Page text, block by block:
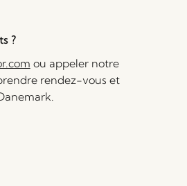
?
ou appeler notre
rendez-vous et